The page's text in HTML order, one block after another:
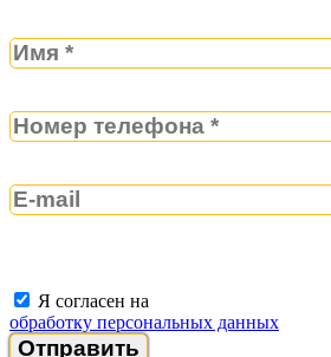
Я согласен на
обработку персональных данных